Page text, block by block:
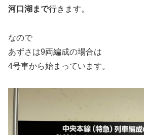
河口湖まで行きます。
なので
あずさは9両編成の場合は
4号車から始まっています。